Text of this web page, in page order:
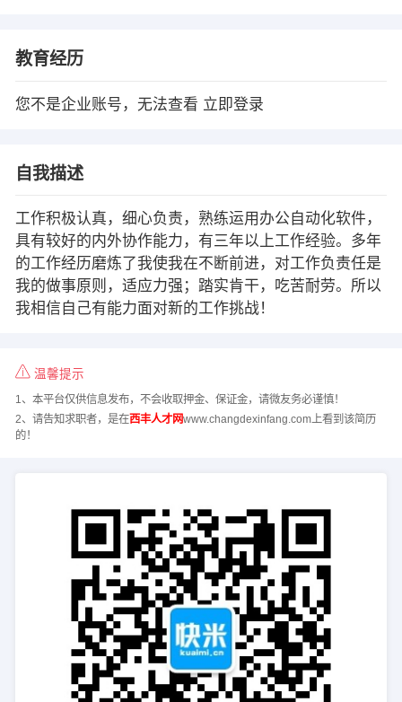
教育经历
您不是企业账号，无法查看 立即登录
自我描述
工作积极认真，细心负责，熟练运用办公自动化软件，
具有较好的内外协作能力，有三年以上工作经验。多年
的工作经历磨炼了我使我在不断前进，对工作负责任是
我的做事原则，适应力强；踏实肯干，吃苦耐劳。所以
我相信自己有能力面对新的工作挑战！
温馨提示
1、本平台仅供信息发布，不会收取押金、保证金，请微友务必谨慎！
2、请告知求职者，是在西丰人才网www.changdexinfang.com上看到该简历
的！